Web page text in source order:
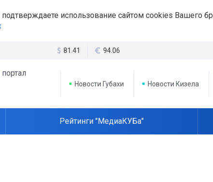
использование сайтом cookies Вашего
81.41 94.06
Новости Губахи Новости Кизела
Рейтинги "МедиаКУБа"